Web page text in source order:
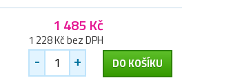
1 485 Kč
1 228 Kč bez DPH
- + DO KOŠÍKU